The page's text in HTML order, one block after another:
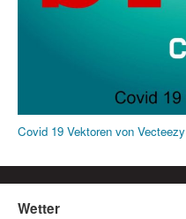
Covid 19 Vektoren von Vecteezy
Wetter